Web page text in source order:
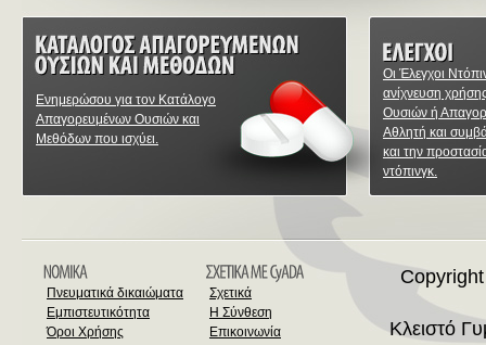
Ενημερώσου για τον Κατάλογο
Απαγορευμένων Ουσιών και
Μεθόδων που ισχύει.
Οι Έλεγχοι
ανίχνευση
Ουσιών ή
Αθλητή και
και την
ντόπινγκ.
Πνευματικά δικαιώματα
Εμπιστευτικότητα
Όροι Χρήσης
Σχετικά
Η Σύνθεση
Επικοινωνία
Κλειστό